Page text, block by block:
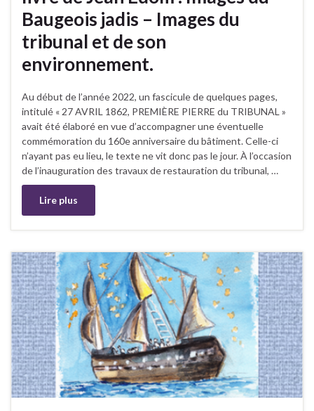
Baugeois jadis – Images du
tribunal et de son
environnement.
Au début de l’année 2022, un fascicule de quelques pages,
intitulé « 27 AVRIL 1862, PREMIÈRE PIERRE du TRIBUNAL »
avait été élaboré en vue d’accompagner une éventuelle
commémoration du 160e anniversaire du bâtiment. Celle-ci
n’ayant pas eu lieu, le texte ne vit donc pas le jour. À l’occasion
de l’inauguration des travaux de restauration du tribunal, …
Lire plus